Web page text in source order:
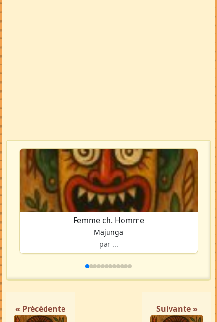
Femme ch. Homme
Majunga
par ...
« Précédente Suivante »